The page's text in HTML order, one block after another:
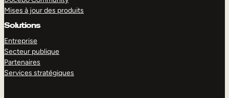
Mises à jour des produits
Solutions
Entreprise
Secteur publique
Partenaires
Services stratégiques